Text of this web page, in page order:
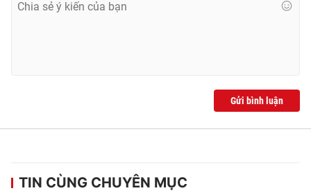
Nguyễn Trọng Ninh
Gửi bình luận
TIN CÙNG CHUYÊN MỤC